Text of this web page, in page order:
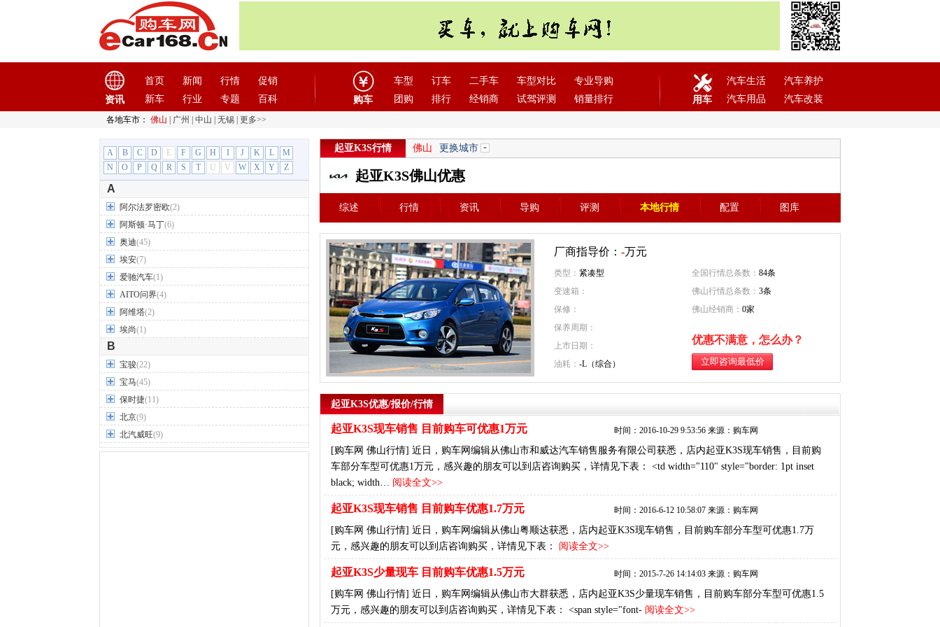
资讯
首页 新闻 行情
促销
新车
行业 专题 百科 购车
车型 订车 二手车 车型对比
专业导购
团购
排行 经销商 试驾评测 销量排行 用车
汽车生活
汽车养护
汽车用品
汽车改装
各地车市： 佛山 广州 中山 无锡 更多>>
A B C D E F G H I J K L
M
N
O P Q R S T U V W X Y Z
A
阿尔法罗密欧(2)
阿斯顿·马丁(6)
奥迪(45)
埃安(7)
爱驰汽车(1)
AITO问界(4)
阿维塔(2)
埃尚(1)
B
宝骏(22)
宝马(45)
保时捷(11)
北京(9)
北汽威旺(9)
北汽制造(7)
起亚K3S行情 佛山 更换城市
起亚K3S佛山优惠
综述 行情 资讯 导购 评测 本地行情 配置 图库
厂商指导价： -万元
类型： 紧凑型 全国行情总条数： 84条
变速箱：
佛山行情总条数： 3条
保修：
佛山经销商： 0家
保养周期：
优惠不满意，怎么办？
上市日期：
油耗： -L（综合）
起亚K3S优惠/报价/行情
起亚K3S现车销售 目前购车可优惠1万元 时间：2016-10-29 9:53:56 来源：购车网
[购车网 佛山行情] 近日，购车网编辑从佛山市和威达汽车销售服务有限公司获悉，店内起亚K3S现车销售，目前购
车部分车型可优惠1万元，感兴趣的朋友可以到店咨询购买，详情见下表： <td width="110" style="border: 1pt inset
black; width… 阅读全文>>
起亚K3S现车销售 目前购车优惠1.7万元 时间：2016-6-12 10:58:07 来源：购车网
[购车网 佛山行情] 近日，购车网编辑从佛山粤顺达获悉，店内起亚K3S现车销售，目前购车部分车型可优惠1.7万
元，感兴趣的朋友可以到店咨询购买，详情见下表： 阅读全文>>
起亚K3S少量现车 目前购车优惠1.5万元 时间：2015-7-26 14:14:03 来源：购车网
[购车网 佛山行情] 近日，购车网编辑从佛山市大群获悉，店内起亚K3S少量现车销售，目前购车部分车型可优惠1.5
万元，感兴趣的朋友可以到店咨询购买，详情见下表： <span style="font- 阅读全文>>